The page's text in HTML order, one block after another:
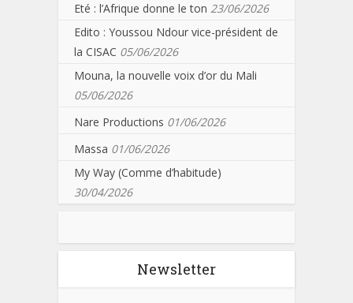
Eté : l’Afrique donne le ton 23/06/2026
Edito : Youssou Ndour vice-président de
la CISAC 05/06/2026
Mouna, la nouvelle voix d’or du Mali
05/06/2026
Nare Productions 01/06/2026
Massa 01/06/2026
My Way (Comme d’habitude)
30/04/2026
Newsletter